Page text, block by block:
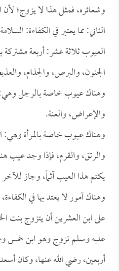
وشعائره، فمثل هذا لا يزوج؛ لأن
الثاني: مما يعتبر في الكفاءة:
العيوب ثلاثة عشر: أربعة
الجنون، والبرص، والجذام،
وهناك عيوب خاصة بالرجل
والإعراض، والعنة.
وهناك عيوب خاصة بالمرأة وهي:
والرتق، والقرم، فإذا وجد عيب
يكتم هذا العيب آثماً، وجاز
وهناك أمور لا يعتد بها في
على ابن العشرين أن يتزوج بنت
عليه وسلم تزوج وهو ابن خمس
أربعين، رضي الله عنها، وكان